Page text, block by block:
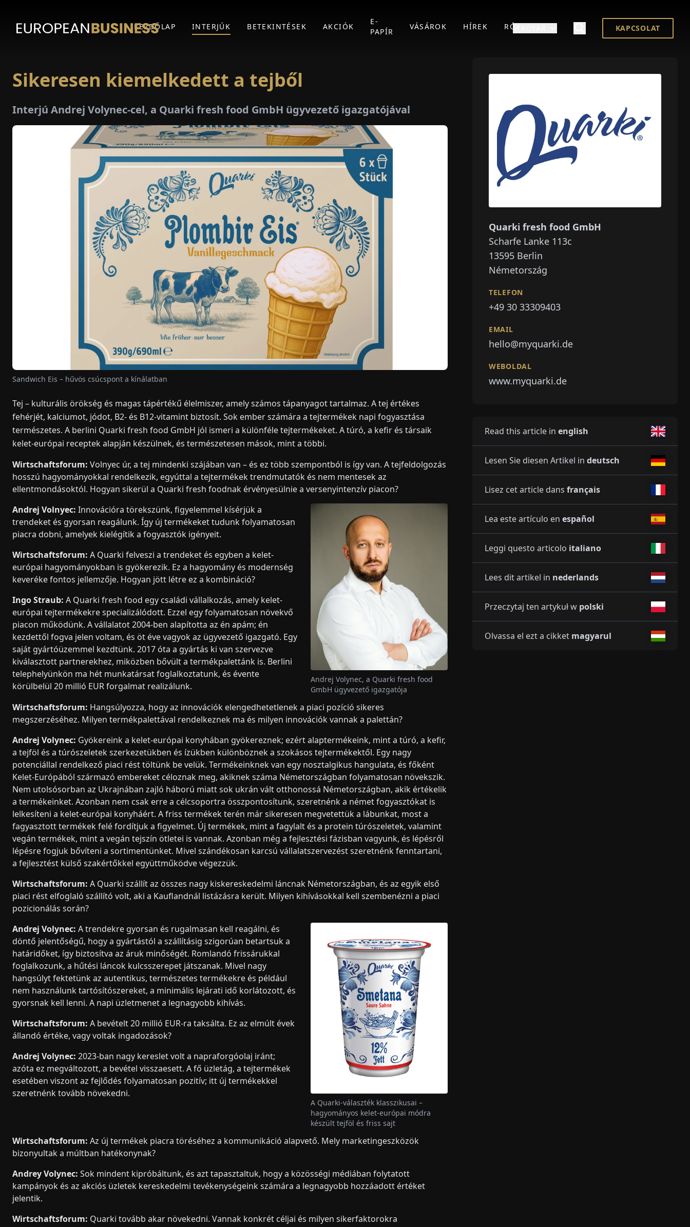
KEZDŐLAP INTERJÚK BETEKINTÉSEK AKCIÓK
E-
PAPÍR
VÁSÁROK HÍREK RÓLUNK KAPCSOLAT
Sikeresen kiemelkedett a tejből
Interjú Andrej Volynec-cel, a Quarki fresh food GmbH ügyvezető igazgatójával
Sandwich Eis – hűvös csúcspont a kínálatban
Tej – kulturális örökség és magas tápértékű élelmiszer, amely számos tápanyagot tartalmaz. A tej értékes
fehérjét, kalciumot, jódot, B2- és B12-vitamint biztosít. Sok ember számára a tejtermékek napi fogyasztása
természetes. A berlini Quarki fresh food GmbH jól ismeri a különféle tejtermékeket. A túró, a kefir és társaik
kelet-európai receptek alapján készülnek, és természetesen mások, mint a többi.
Wirtschaftsforum: Volnyec úr, a tej mindenki szájában van – és ez több szempontból is így van. A tejfeldolgozás
hosszú hagyományokkal rendelkezik, egyúttal a tejtermékek trendmutatók és nem mentesek az
ellentmondásoktól. Hogyan sikerül a Quarki fresh foodnak érvényesülnie a versenyintenzív piacon?
Andrej Volnyec: Innovációra törekszünk, figyelemmel kísérjük a
trendeket és gyorsan reagálunk. Így új termékeket tudunk folyamatosan
piacra dobni, amelyek kielégítik a fogyasztók igényeit.
Wirtschaftsforum: A Quarki felveszi a trendeket és egyben a kelet-
európai hagyományokban is gyökerezik. Ez a hagyomány és modernség
keveréke fontos jellemzője. Hogyan jött létre ez a kombináció?
Ingo Straub: A Quarki fresh food egy családi vállalkozás, amely kelet-
európai tejtermékekre specializálódott. Ezzel egy folyamatosan növekvő
piacon működünk. A vállalatot 2004-ben alapította az én apám; én
kezdettől fogva jelen voltam, és öt éve vagyok az ügyvezető igazgató. Egy
saját gyártóüzemmel kezdtünk. 2017 óta a gyártás ki van szervezve
kiválasztott partnerekhez, miközben bővült a termékpalettánk is. Berlini
telephelyünkön ma hét munkatársat foglalkoztatunk, és évente
körülbelül 20 millió EUR forgalmat realizálunk.
Andrej Volynec, a Quarki fresh food
GmbH ügyvezető igazgatója
Wirtschaftsforum: Hangsúlyozza, hogy az innovációk elengedhetetlenek a piaci pozíció sikeres
megszerzéséhez. Milyen termékpalettával rendelkeznek ma és milyen innovációk vannak a palettán?
Andrej Volynec: Gyökereink a kelet-európai konyhában gyökereznek; ezért alaptermékeink, mint a túró, a kefir,
a tejföl és a túrószeletek szerkezetükben és ízükben különböznek a szokásos tejtermékektől. Egy nagy
potenciállal rendelkező piaci rést töltünk be velük. Termékeinknek van egy nosztalgikus hangulata, és főként
Kelet-Európából származó embereket céloznak meg, akiknek száma Németországban folyamatosan növekszik.
Nem utolsósorban az Ukrajnában zajló háború miatt sok ukrán vált otthonossá Németországban, akik értékelik
a termékeinket. Azonban nem csak erre a célcsoportra összpontosítunk, szeretnénk a német fogyasztókat is
lelkesíteni a kelet-európai konyháért. A friss termékek terén már sikeresen megvetettük a lábunkat, most a
fagyasztott termékek felé fordítjuk a figyelmet. Új termékek, mint a fagylalt és a protein túrószeletek, valamint
vegán termékek, mint a vegán tejszín ötletei is vannak. Azonban még a fejlesztési fázisban vagyunk, és lépésről
lépésre fogjuk bővíteni a sortimentünket. Mivel szándékosan karcsú vállalatszervezést szeretnénk fenntartani,
a fejlesztést külső szakértőkkel együttműködve végezzük.
Wirtschaftsforum: A Quarki szállít az összes nagy kiskereskedelmi láncnak Németországban, és az egyik első
piaci rést elfoglaló szállító volt, aki a Kauflandnál listázásra került. Milyen kihívásokkal kell szembenézni a piaci
pozicionálás során?
Andrej Volynec: A trendekre gyorsan és rugalmasan kell reagálni, és
döntő jelentőségű, hogy a gyártástól a szállításig szigorúan betartsuk a
határidőket, így biztosítva az áruk minőségét. Romlandó frissárukkal
foglalkozunk, a hűtési láncok kulcsszerepet játszanak. Mivel nagy
hangsúlyt fektetünk az autentikus, természetes termékekre és például
nem használunk tartósítószereket, a minimális lejárati idő korlátozott, és
gyorsnak kell lenni. A napi üzletmenet a legnagyobb kihívás.
Wirtschaftsforum: A bevételt 20 millió EUR-ra taksálta. Ez az elmúlt évek
állandó értéke, vagy voltak ingadozások?
Andrej Volynec: 2023-ban nagy kereslet volt a napraforgóolaj iránt;
azóta ez megváltozott, a bevétel visszaesett. A fő üzletág, a tejtermékek
esetében viszont az fejlődés folyamatosan pozitív; itt új termékekkel
szeretnénk tovább növekedni.
A Quarki-választék klasszikusai –
hagyományos kelet-európai módra
készült tejföl és friss sajt
Wirtschaftsforum: Az új termékek piacra töréséhez a kommunikáció alapvető. Mely marketingeszközök
bizonyultak a múltban hatékonynak?
Andrey Volynec: Sok mindent kipróbáltunk, és azt tapasztaltuk, hogy a közösségi médiában folytatott
kampányok és az akciós üzletek kereskedelmi tevékenységeink számára a legnagyobb hozzáadott értéket
jelentik.
Wirtschaftsforum: Quarki tovább akar növekedni. Vannak konkrét céljai és milyen sikerfaktorokra
Quarki fresh food GmbH
Scharfe Lanke 113c
13595 Berlin
Németország
TELEFON
+49 30 33309403
EMAIL
hello@myquarki.de
WEBOLDAL
www.myquarki.de
Read this article in english
Lesen Sie diesen Artikel in deutsch
Lisez cet article dans français
Lea este artículo en español
Leggi questo articolo italiano
Lees dit artikel in nederlands
Przeczytaj ten artykuł w polski
Olvassa el ezt a cikket magyarul